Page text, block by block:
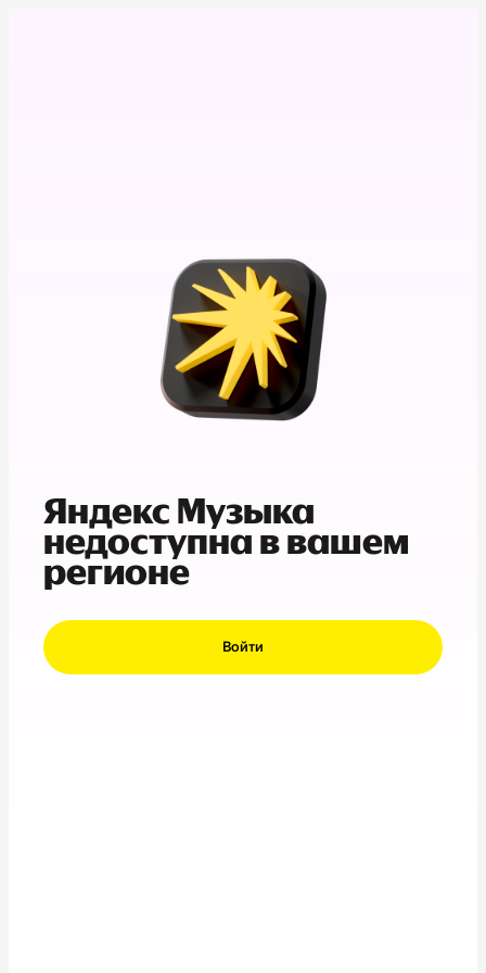
Яндекс Музыка
недоступна в вашем
регионе
Войти